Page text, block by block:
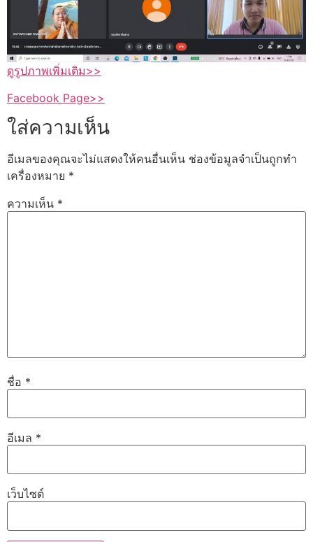
ดูรูปภาพเพิ่มเติม>>
Facebook Page>>
ใส่ความเห็น
อีเมลของคุณจะไม่แสดงให้คนอื่นเห็น ช่องข้อมูลจำเป็นถูกทำ
เครื่องหมาย *
ความเห็น *
ชื่อ *
อีเมล *
เว็บไซต์